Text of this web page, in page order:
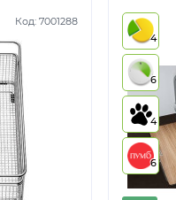
Код: 7001288
4
6
4
6